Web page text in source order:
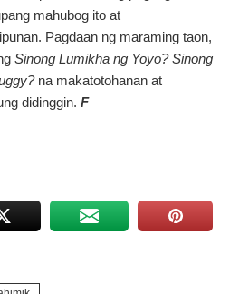
mahubog ito at
Pagdaan ng maraming taon,
Sinong Lumikha ng Yoyo? Sinong
na makatotohanan at
didinggin. F